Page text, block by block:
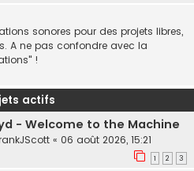
sonores pour des projets libres,
A ne pas confondre avec la
!
actifs
- Welcome to the Machine
« 06 août 2026, 15:21
1 2 3